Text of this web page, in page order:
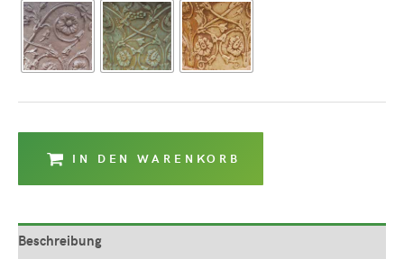
IN DEN WARENKORB
Beschreibung